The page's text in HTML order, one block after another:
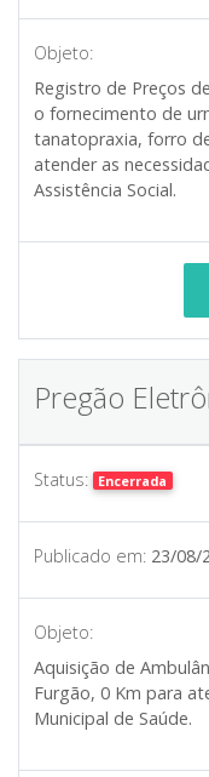
Objeto:
Registro de Preços
o fornecimento de
tanatopraxia, forro
atender as
Assistência Social.
Pregão
Status: Encerrada
Publicado em: 23/08/
Objeto:
Aquisição de
Furgão, 0 Km para
Municipal de Saúde.